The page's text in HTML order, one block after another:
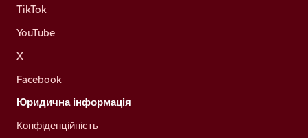
TikTok
YouTube
X
Facebook
Юридична інформація
Конфіденційність